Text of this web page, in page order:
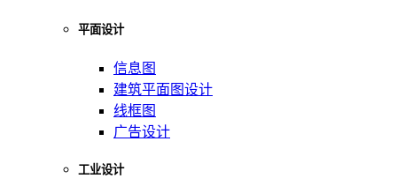
平面设计
信息图
建筑平面图设计
线框图
广告设计
工业设计